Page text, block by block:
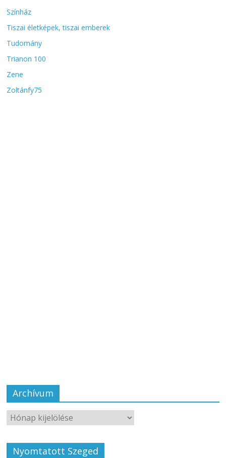
Színház
Tiszai életképek, tiszai emberek
Tudomány
Trianon 100
Zene
Zoltánfy75
Archívum
Nyomtatott Szeged